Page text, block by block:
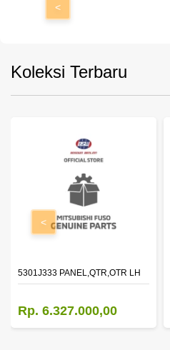
<
Koleksi Terbaru
5301J333 PANEL,QTR,OTR LH
Rp. 6.327.000,00
<